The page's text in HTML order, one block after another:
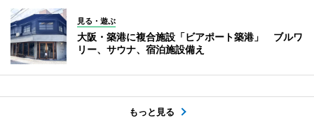
見る・遊ぶ
大阪・築港に複合施設「ビアポート築港」 ブルワ
リー、サウナ、宿泊施設備え
もっと見る